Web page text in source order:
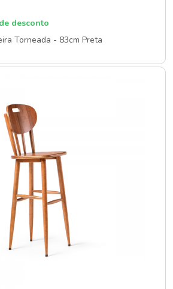
desconto
Torneada - 83cm Preta